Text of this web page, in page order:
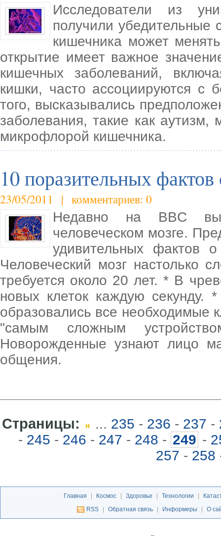
Исследователи из
получили убедительные
кишечника может
открытие имеет важное
кишечных заболеваний,
кишки, часто ассоциируются с
того, высказывались
заболевания, такие как
микрофлорой кишечника.
10 поразительных
23/05/2011 | комментариев: 0
Недавно на BBC
человеческом мозге.
удивительных фактов
Человеческий мозг настолько
требуется около 20 лет. * В
новых клеток каждую
образовались все необходимые
"самым сложным
Новорожденные узнают лицо
общения.
Страницы: ... 235 - 236 - 237 -
- 245 - 246 - 247 - 248 - 249 -
257 - 258
Главная Космос Здоровье Технологии
RSS
Обратная связь Информеры О